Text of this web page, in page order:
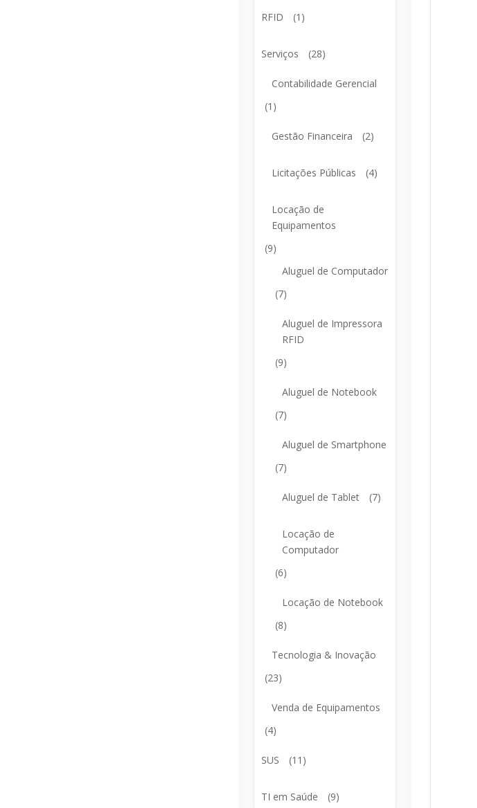
RFID (1)
Serviços (28)
Contabilidade Gerencial
(1)
Gestão Financeira (2)
Licitações Públicas (4)
Locação de
Equipamentos
(9)
Aluguel de Computador
(7)
Aluguel de Impressora
RFID
(9)
Aluguel de Notebook
(7)
Aluguel de Smartphone
(7)
Aluguel de Tablet (7)
Locação de
Computador
(6)
Locação de Notebook
(8)
Tecnologia & Inovação
(23)
Venda de Equipamentos
(4)
SUS (11)
TI em Saúde (9)